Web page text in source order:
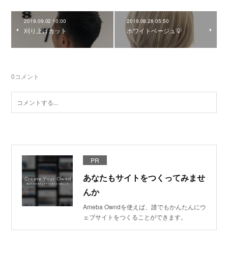
2019.09.02 10:00
刈り上げカット
2019.08.28 05:50
ホワイトベージュ💡
0コメント
PR
あなたもサイトをつくってみませ
んか
Ameba Owndを使えば、誰でもかんたんにウ
ェブサイトをつくることができます。